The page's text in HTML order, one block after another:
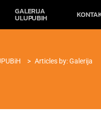
GALERIJA
ULUPUBIH
> Articles by: Galerija